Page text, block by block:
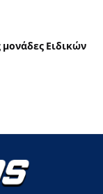
μονάδες Ειδικών